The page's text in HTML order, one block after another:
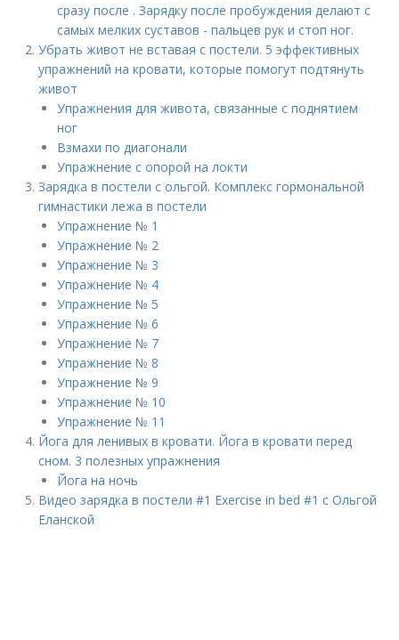
сразу после . Зарядку после пробуждения делают с
самых мелких суставов - пальцев рук и стоп ног.
Убрать живот не вставая с постели. 5 эффективных
упражнений на кровати, которые помогут подтянуть
живот
Упражнения для живота, связанные с поднятием
ног
Взмахи по диагонали
Упражнение с опорой на локти
Зарядка в постели с ольгой. Комплекс гормональной
гимнастики лежа в постели
Упражнение № 1
Упражнение № 2
Упражнение № 3
Упражнение № 4
Упражнение № 5
Упражнение № 6
Упражнение № 7
Упражнение № 8
Упражнение № 9
Упражнение № 10
Упражнение № 11
Йога для ленивых в кровати. Йога в кровати перед
сном. 3 полезных упражнения
Йога на ночь
Видео зарядка в постели #1 Exercise in bed #1 с Ольгой
Еланской